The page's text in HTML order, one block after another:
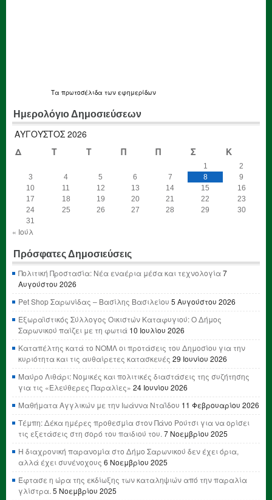
Τα πρωτοσέλιδα των εφημερίδων
Ημερολόγιο Δημοσιεύσεων
ΑΎΓΟΥΣΤΟΣ 2026
Δ
Τ Τ Π Π Σ Κ
1
2
3
4 5 6 7 8
9
10
11 12 13 14 15
16
17
18 19 20 21 22
23
24
25 26 27 28 29
30
31
« Ιούλ
Πρόσφατες Δημοσιεύσεις
Πολιτική Προστασία: Νέα εναέρια μέσα και τεχνολογία7
Αυγούστου 2026
Pet Shop Σαρωνίδας – Βασίλης Βασιλείου 5 Αυγούστου 2026
Εξωραϊστικός Σύλλογος Οικιστών Καταφυγιού: Ο Δήμος
Σαρωνικού παίζει με τη φωτιά 10 Ιουλίου 2026
Καταπέλτης κατά το ΝΟΜΛ οι προτάσεις του Δημοσίου για την
κυριότητα και τις αυθαίρετες κατασκευές 29 Ιουνίου 2026
Μαύρο Λιθάρι: Νομικές και πολιτικές διαστάσεις της συζήτησης
για τις «Ελεύθερες Παραλίες» 24 Ιουνίου 2026
Μαθήματα Αγγλικών με την Ιωάννα Νταΐδου 11 Φεβρουαρίου 2026
Τέμπη: Δέκα ημέρες προθεσμία στον Πάνο Ρούτσι για να ορίσει
τις εξετάσεις στη σορό του παιδιού του. 7 Νοεμβρίου 2025
Η διαχρονική παρανομία στο Δήμο Σαρωνικού δεν έχει όρια,
αλλά έχει συνένοχους 6 Νοεμβρίου 2025
Έφτασε η ώρα της εκδίωξης των καταληψιών από την παραλία
γλίστρα. 5 Νοεμβρίου 2025